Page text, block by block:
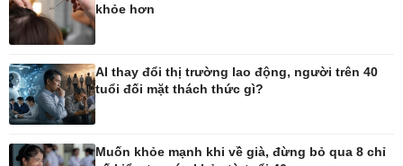
Bất động sản
Khởi nghiệp
Chứng khoán
Giá cà phê
khỏe hơn
AI thay đổi thị trường lao động, người trên 40
tuổi đối mặt thách thức gì?
Muốn khỏe mạnh khi về già, đừng bỏ qua 8 chỉ